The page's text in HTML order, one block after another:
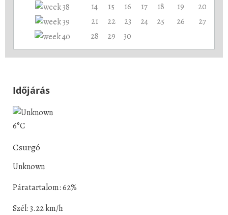
14
15 16 17 18 19
20
21
22 23 24 25 26
27
28
29 30
Időjárás
6°C
Csurgó
Unknown
Páratartalom: 62%
Szél: 3.22 km/h